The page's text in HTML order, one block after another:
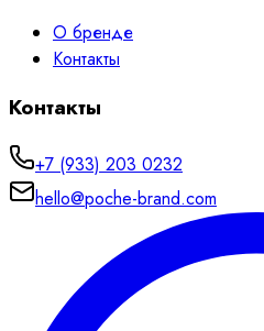
О бренде
Контакты
Контакты
+7 (933) 203 0232
hello@poche-brand.com